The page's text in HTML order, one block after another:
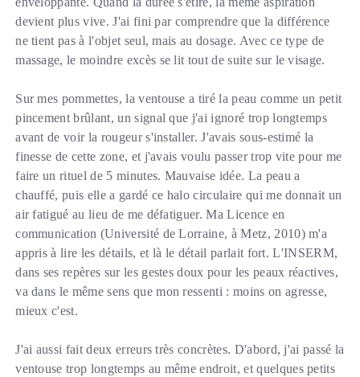
devient plus vive. J'ai fini par comprendre que la différence
ne tient pas à l'objet seul, mais au dosage. Avec ce type de
massage, le moindre excès se lit tout de suite sur le visage.
Sur mes pommettes, la ventouse a tiré la peau comme un petit
pincement brûlant, un signal que j'ai ignoré trop longtemps
avant de voir la rougeur s'installer. J'avais sous-estimé la
finesse de cette zone, et j'avais voulu passer trop vite pour me
faire un rituel de 5 minutes. Mauvaise idée. La peau a
chauffé, puis elle a gardé ce halo circulaire qui me donnait un
air fatigué au lieu de me défatiguer. Ma Licence en
communication (Université de Lorraine, à Metz, 2010) m'a
appris à lire les détails, et là le détail parlait fort. L'INSERM,
dans ses repères sur les gestes doux pour les peaux réactives,
va dans le même sens que mon ressenti : moins on agresse,
mieux c'est.
J'ai aussi fait deux erreurs très concrètes. D'abord, j'ai passé la
ventouse trop longtemps au même endroit, et quelques petits